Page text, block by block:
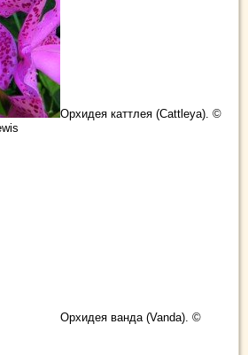
Орхидея каттлея (Cattleya). ©
Орхидея ванда (Vanda). ©